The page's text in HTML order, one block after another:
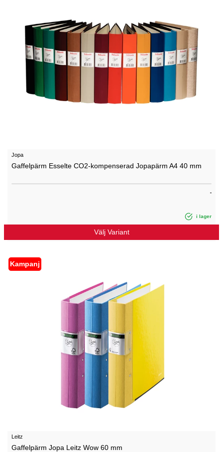
Jopa
Gaffelpärm Esselte CO2-kompenserad Jopapärm A4 40 mm
i lager
Välj Variant
Kampanj
Leitz
Gaffelpärm Jopa Leitz Wow 60 mm